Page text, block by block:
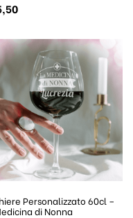
Personalizzato 60cl –
di Nonna